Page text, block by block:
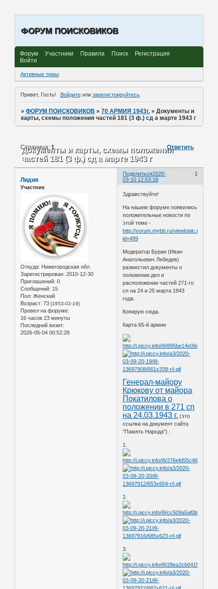
ФОРУМ ПОИСКОВИКОВ
Форум Участники Правила Поиск
Регистрация
Войти
Активные темы
Привет, Гость! Войдитеили зарегистрируйтесь.
»ФОРУМ ПОИСКОВИКОВ »70 АРМИЯ 1943г. »Документы и
карты, схемы положения частей 181 (3 ф.) сд а марте 1943 г
Документы и карты, схемы положения
частей 181 (3 ф.) сд а марте 1943 г
Страница:1 Ответить
Поделиться 1
2020-
03-10 12:53:18
Лидия
Участник
Откуда: Нижегородская обл.
Зарегистрирован: 2010-12-30
Приглашений: 0
Сообщений: 15
Пол: Женский
Возраст: 73 [1953-02-19]
Провел на форуме:
16 часов 23 минуты
Последний визит:
2026-05-04 00:52:28
Здравствуйте!
На нашем форуме появились
положительные новости по
этой теме -
http://vorum.mybb.ru/viewtopic.php?
id=489
Модератор Буран (Иван
Анатольевич Лебедев)
разместил документы о
положении дел и
расположении частей 271-го
сп на 24 и 25 марта 1943
года.
Копирую сюда.
Карта 65-й армии
Генерал-майору
Крюкову от майора
Покатилова о
положении в 271 сп
на 24.03.1943 г. (это
ссылка на документ сайта
"Память Народа") :
1.
2.
3.